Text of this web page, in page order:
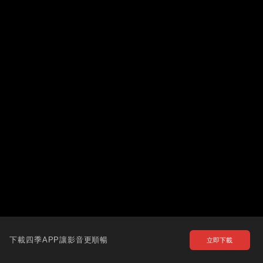
下載四季APP讓影音更順暢 立即下載